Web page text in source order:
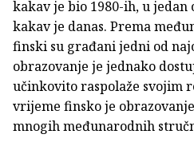
kakav je bio 1980-ih, u
kakav je danas. Prema
finski su građani jedni od
obrazovanje je jednako
učinkovito raspolaže svojim
vrijeme finsko je
mnogih međunarodnih